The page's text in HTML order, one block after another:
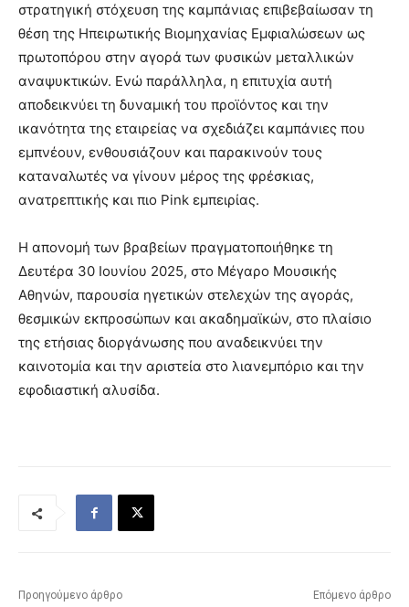
στρατηγική στόχευση της καμπάνιας επιβεβαίωσαν τη
θέση της Ηπειρωτικής Βιομηχανίας Εμφιαλώσεων ως
πρωτοπόρου στην αγορά των φυσικών μεταλλικών
αναψυκτικών. Ενώ παράλληλα, η επιτυχία αυτή
αποδεικνύει τη δυναμική του προϊόντος και την
ικανότητα της εταιρείας να σχεδιάζει καμπάνιες που
εμπνέουν, ενθουσιάζουν και παρακινούν τους
καταναλωτές να γίνουν μέρος της φρέσκιας,
ανατρεπτικής και πιο Pink εμπειρίας.
Η απονομή των βραβείων πραγματοποιήθηκε τη
Δευτέρα 30 Ιουνίου 2025, στο Μέγαρο Μουσικής
Αθηνών, παρουσία ηγετικών στελεχών της αγοράς,
θεσμικών εκπροσώπων και ακαδημαϊκών, στο πλαίσιο
της ετήσιας διοργάνωσης που αναδεικνύει την
καινοτομία και την αριστεία στο λιανεμπόριο και την
εφοδιαστική αλυσίδα.
Προηγούμενο άρθρο Επόμενο άρθρο